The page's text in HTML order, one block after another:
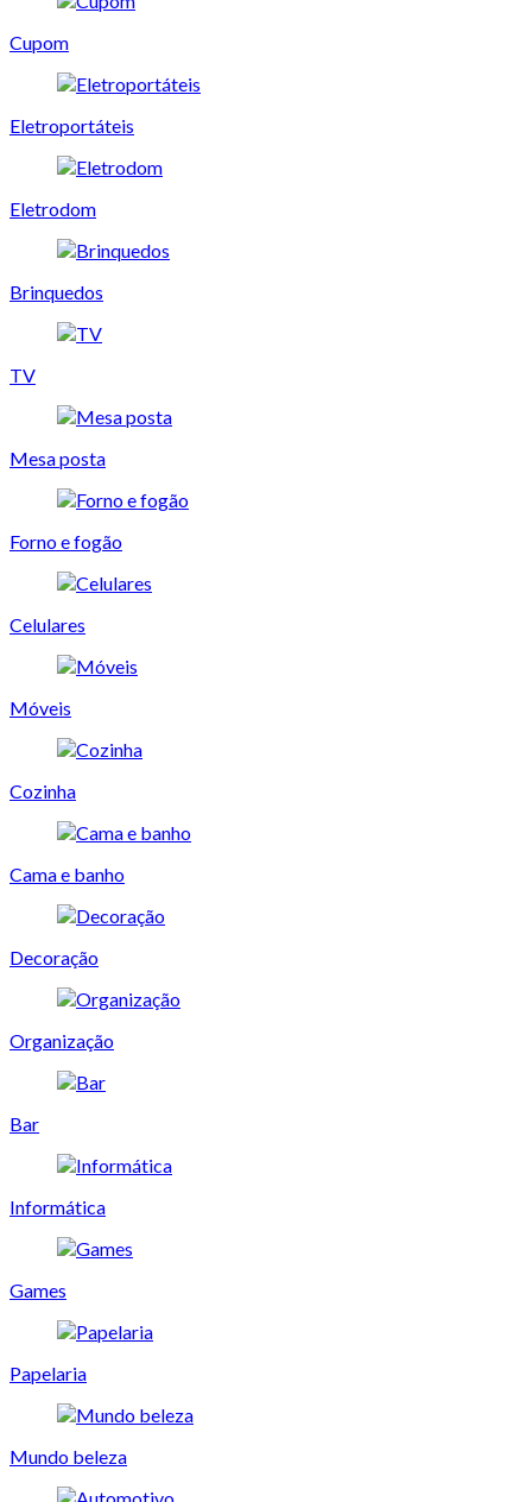
Cupom
Eletroportáteis
Eletrodom
Brinquedos
TV
Mesa posta
Forno e fogão
Celulares
Móveis
Cozinha
Cama e banho
Decoração
Organização
Bar
Informática
Games
Papelaria
Mundo beleza